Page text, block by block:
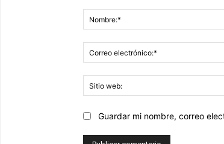
Guardar mi nombre, correo